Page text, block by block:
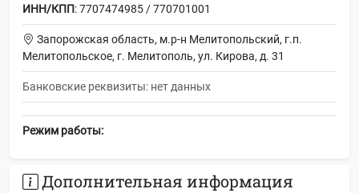
ИНН/КПП: 7707474985 / 770701001
Запорожская область, м.р-н Мелитопольский, г.п.
Мелитопольское, г. Мелитополь, ул. Кирова, д. 31
Банковские реквизиты: нет данных
Режим работы:
Дополнительная информация